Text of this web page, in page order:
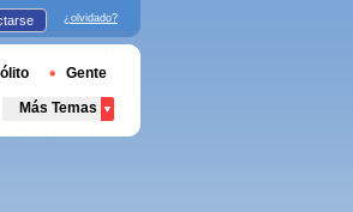
¿olvidado?
Gente
Más Temas